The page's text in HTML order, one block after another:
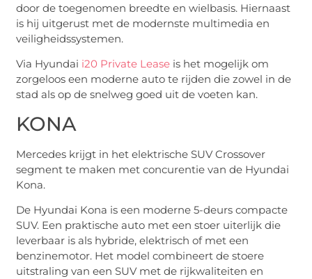
door de toegenomen breedte en wielbasis. Hiernaast
is hij uitgerust met de modernste multimedia en
veiligheidssystemen.
Via Hyundai i20 Private Lease is het mogelijk om
zorgeloos een moderne auto te rijden die zowel in de
stad als op de snelweg goed uit de voeten kan.
KONA
Mercedes krijgt in het elektrische SUV Crossover
segment te maken met concurentie van de Hyundai
Kona.
De Hyundai Kona is een moderne 5-deurs compacte
SUV. Een praktische auto met een stoer uiterlijk die
leverbaar is als hybride, elektrisch of met een
benzinemotor. Het model combineert de stoere
uitstraling van een SUV met de rijkwaliteiten en